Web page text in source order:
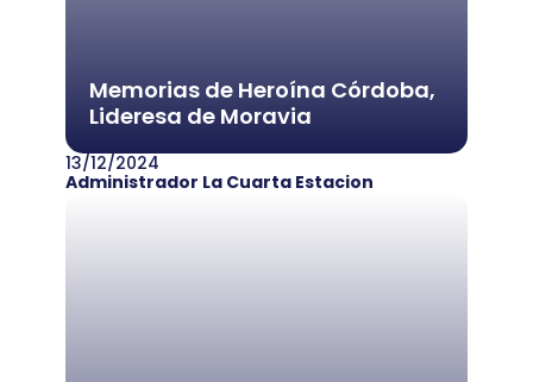
Memorias de Heroína Córdoba,
Lideresa de Moravia
13/12/2024
Administrador La Cuarta Estacion